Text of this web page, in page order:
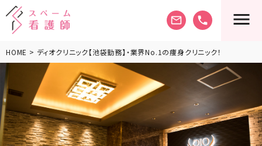
mail_outline phone
HOME > ディオクリニック【池袋勤務】・業界No.1の痩身クリニック！